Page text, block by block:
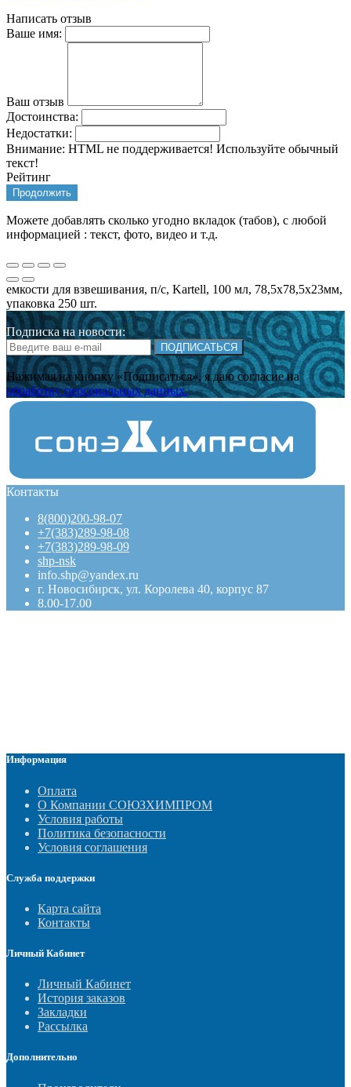
Написать отзыв
Ваше имя:
Ваш отзыв
Достоинства:
Недостатки:
Внимание: HTML не поддерживается! Используйте обычный
текст!
Рейтинг
Продолжить
Можете добавлять сколько угодно вкладок (табов), с любой
информацией : текст, фото, видео и т.д.
емкости для взвешивания, п/с, Kartell, 100 мл, 78,5х78,5х23мм,
упаковка 250 шт.
Подписка на новости:
ПОДПИСАТЬСЯ
Нажимая на кнопку «Подписаться», я даю cогласие на
обработку персональных данных.
Контакты
8(800)200-98-07
+7(383)289-98-08
+7(383)289-98-09
shp-nsk
info.shp@yandex.ru
г. Новосибирск, ул. Королева 40, корпус 87
8.00-17.00
Информация
Оплата
О Компании СОЮЗХИМПРОМ
Условия работы
Политика безопасности
Условия соглашения
Служба поддержки
Карта сайта
Контакты
Личный Кабинет
Личный Кабинет
История заказов
Закладки
Рассылка
Дополнительно